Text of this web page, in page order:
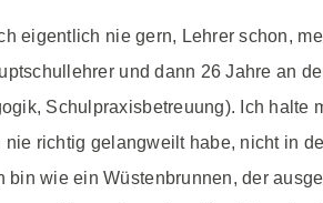
eigentlich nie gern, Lehrer schon,
und dann 26 Jahre an
Schulpraxisbetreuung). Ich
nie richtig gelangweilt habe, nicht in
bin wie ein Wüstenbrunnen, der